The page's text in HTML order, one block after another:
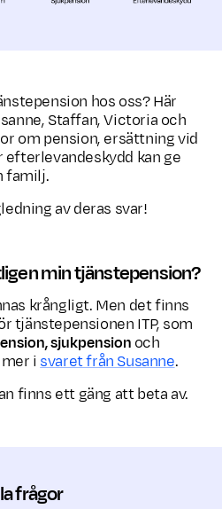
hos oss? Här
Staffan, Victoria och
om pension, ersättning vid
kan ge
familj.
av deras svar!
min tjänstepension?
krångligt. Men det finns
tjänstepensionen ITP, som
sjukpension och
mer isvaret från Susanne.
finns ett gäng att beta av.
frågor